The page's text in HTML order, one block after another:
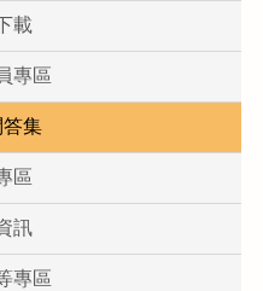
載
專區
集
區
訊
專區